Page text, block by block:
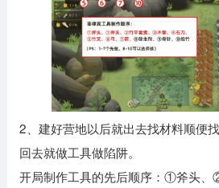
2、建好营地以后就出去找材料顺便
回去就做工具做陷阱。
开局制作工具的先后顺序：①斧头、